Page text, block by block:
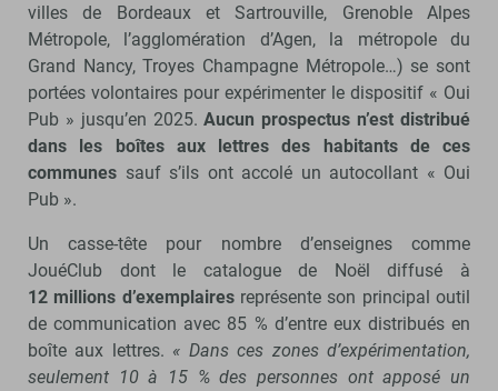
villes de Bordeaux et Sartrouville, Grenoble Alpes
Métropole, l’agglomération d’Agen, la métropole du
Grand Nancy, Troyes Champagne Métropole…) se sont
portées volontaires pour expérimenter le dispositif « Oui
Pub » jusqu’en 2025.Aucun prospectus n’est distribué
dans les boîtes aux lettres des habitants de ces
communes sauf s’ils ont accolé un autocollant « Oui
Pub ».
Un casse-tête pour nombre d’enseignes comme
JouéClub dont le catalogue de Noël diffusé à
12 millions d’exemplairesreprésente son principal outil
de communication avec 85 % d’entre eux distribués en
boîte aux lettres. « Dans ces zones d’expérimentation,
seulement 10 à 15 % des personnes ont apposé un